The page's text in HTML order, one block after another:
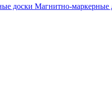
Магнитно-маркерные